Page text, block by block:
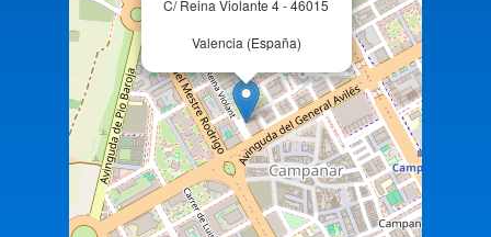
C/ Reina Violante 4 - 46015
Valencia (España)